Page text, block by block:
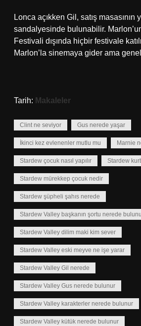
Lonca açıkken Gil, satış masasının
sandalyesinde bulunabilir.
Festivali dışında hiçbir festivale
Marlon’la sinemaya gider ama
Tarih: Makaleler
Clint ne seviyor Gus nerede yaşar
İkinci kez evlenenler mutlu mu Marnie
Stardew çocuk nasıl yapılır Stardew
Stardew mürekkep çocuk nedir
Stardew şüpheli şahıs nerede
Stardew Valley başkanın şortu nerede
Stardew Valley dilim maki kim sever
Stardew Valley eski meyve ne işe yarar
Stardew Valley Gil nerede
Stardew Valley Gus nerede bulunur
Stardew Valley karakterler nerede bulunur
Stardew Valley kütük nerede bulunur